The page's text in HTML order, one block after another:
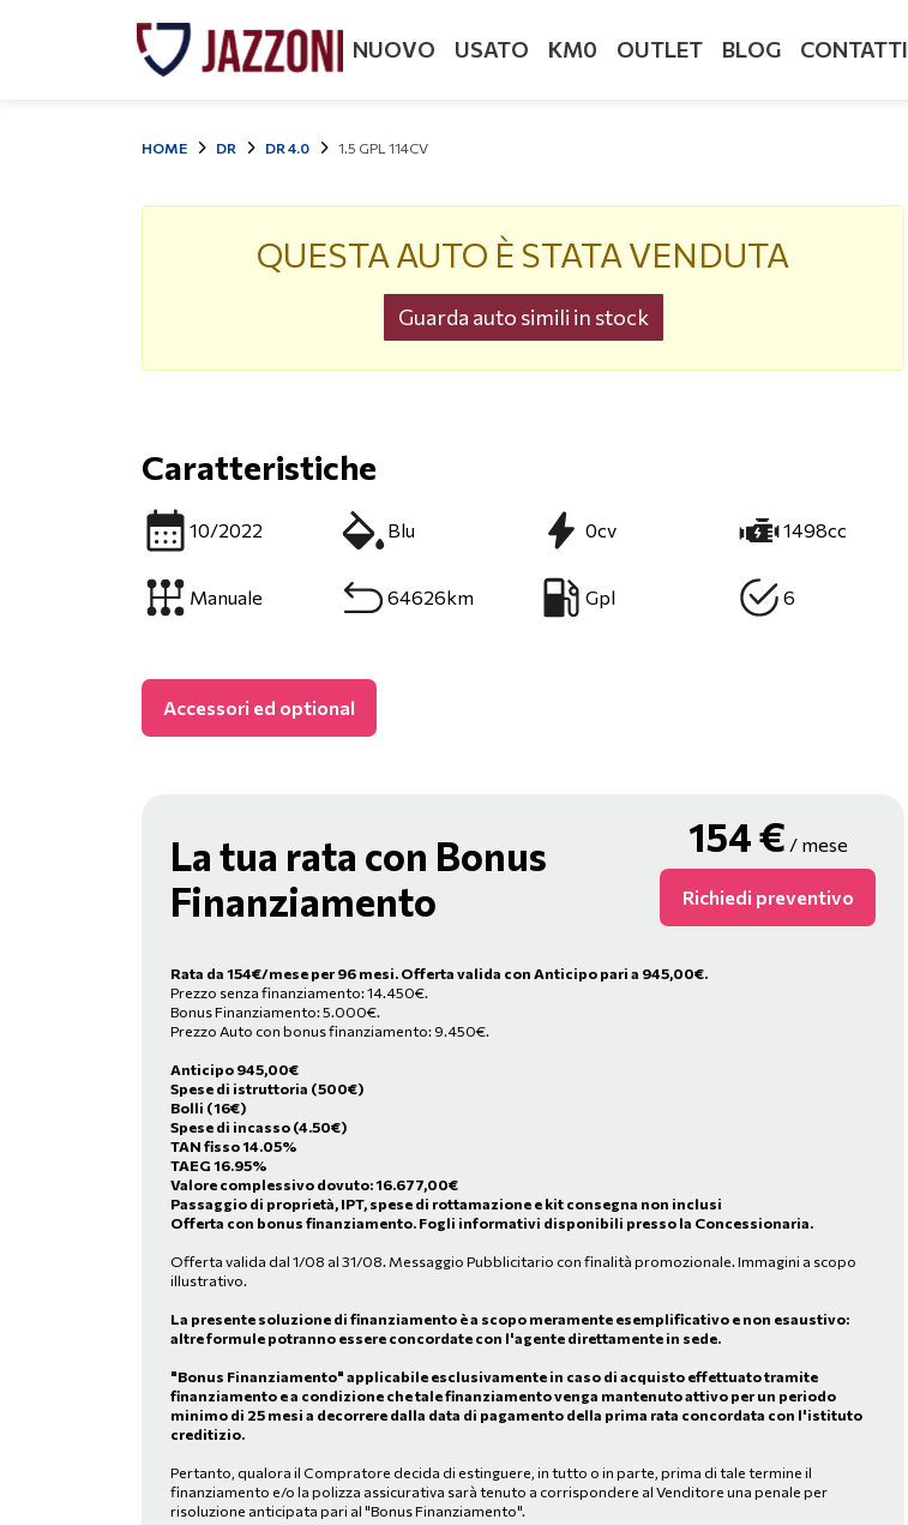
NUOVO USATO KM0 OUTLET BLOG CONTATTI
HOME DR DR 4.0 1.5 GPL 114CV
QUESTA AUTO È STATA VENDUTA
Guarda auto simili in stock
Caratteristiche
10/2022 Blu 0cv 1498cc
Manuale 64626km Gpl 6
Accessori ed optional
La tua rata con Bonus
Finanziamento
154€ / mese
Richiedi preventivo
Rata da 154€/mese per 96 mesi. Offerta valida con Anticipo pari a 945,00€.
Prezzo senza finanziamento: 14.450€.
Bonus Finanziamento: 5.000€.
Prezzo Auto con bonus finanziamento: 9.450€.
Anticipo 945,00€
Spese di istruttoria (500€)
Bolli (16€)
Spese di incasso (4.50€)
TAN fisso 14.05%
TAEG 16.95%
Valore complessivo dovuto:16.677,00€
Passaggio di proprietà, IPT, spese di rottamazione e kit consegna non inclusi
Offerta con bonus finanziamento. Fogli informativi disponibili presso la Concessionaria.
Offerta valida dal 1/08 al 31/08. Messaggio Pubblicitario con finalità promozionale. Immagini a scopo
illustrativo.
La presente soluzione di finanziamento è a scopo meramente esemplificativo e non esaustivo:
altre formule potranno essere concordate con l'agente direttamente in sede.
"Bonus Finanziamento" applicabile esclusivamente in caso di acquisto effettuato tramite
finanziamento e a condizione che tale finanziamento venga mantenuto attivo per un periodo
minimo di 25 mesi a decorrere dalla data di pagamento della prima rata concordata con l'istituto
creditizio.
Pertanto, qualora il Compratore decida di estinguere, in tutto o in parte, prima di tale termine il
finanziamento e/o la polizza assicurativa sarà tenuto a corrispondere al Venditore una penale per
risoluzione anticipata pari al "Bonus Finanziamento".